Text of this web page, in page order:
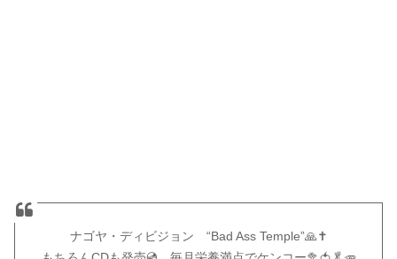
ナゴヤ・ディビジョン “Bad Ass Temple”🙏✝️